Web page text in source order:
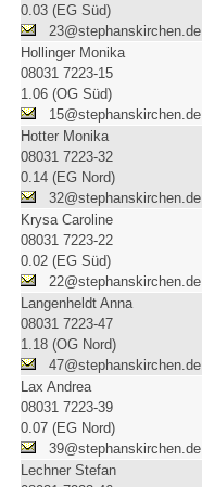
0.03 (EG Süd)
23@stephanskirchen.de
Hollinger Monika
08031 7223-15
1.06 (OG Süd)
15@stephanskirchen.de
Hotter Monika
08031 7223-32
0.14 (EG Nord)
32@stephanskirchen.de
Krysa Caroline
08031 7223-22
0.02 (EG Süd)
22@stephanskirchen.de
Langenheldt Anna
08031 7223-47
1.18 (OG Nord)
47@stephanskirchen.de
Lax Andrea
08031 7223-39
0.07 (EG Nord)
39@stephanskirchen.de
Lechner Stefan